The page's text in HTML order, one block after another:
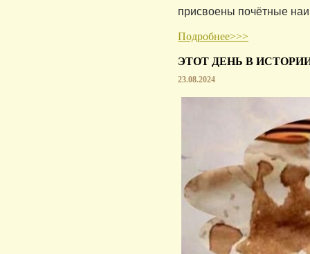
присвоены почётные
Подробнее>>>
ЭТОТ ДЕНЬ В
23.08.2024